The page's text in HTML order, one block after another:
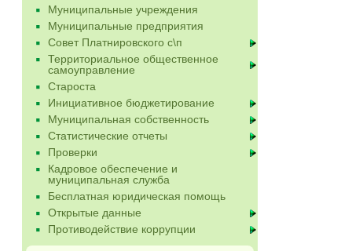
Муниципальные учреждения
Муниципальные предприятия
Совет Платнировского с\п
Территориальное общественное
самоуправление
Староста
Инициативное бюджетирование
Муниципальная собственность
Статистические отчеты
Проверки
Кадровое обеспечение и
муниципальная служба
Бесплатная юридическая помощь
Открытые данные
Противодействие коррупции